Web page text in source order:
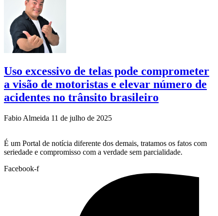
Uso excessivo de telas pode comprometer
a visão de motoristas e elevar número de
acidentes no trânsito brasileiro
Fabio Almeida 11 de julho de 2025
É um Portal de notícia diferente dos demais, tratamos os fatos com
seriedade e compromisso com a verdade sem parcialidade.
Facebook-f